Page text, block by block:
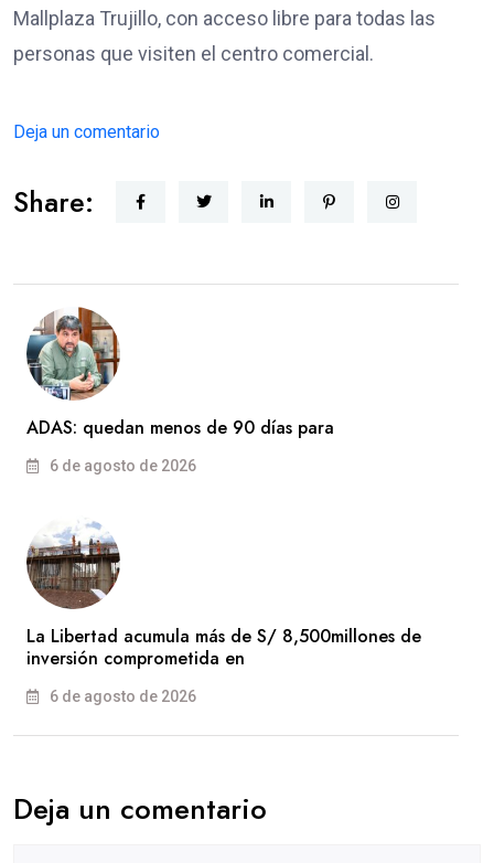
Mallplaza Trujillo, con acceso libre para todas las
personas que visiten el centro comercial.
Deja un comentario
Share:
ADAS: quedan menos de 90 días para
6 de agosto de 2026
La Libertad acumula más de S/ 8,500millones de
inversión comprometida en
6 de agosto de 2026
Deja un comentario